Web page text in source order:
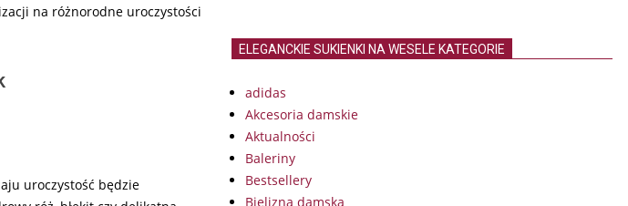
na różnorodne uroczystości
uroczystość będzie
ELEGANCKIE SUKIENKI NA WESELE KATEGORIE
adidas
Akcesoria damskie
Aktualności
Baleriny
Bestsellery
Bielizna damska